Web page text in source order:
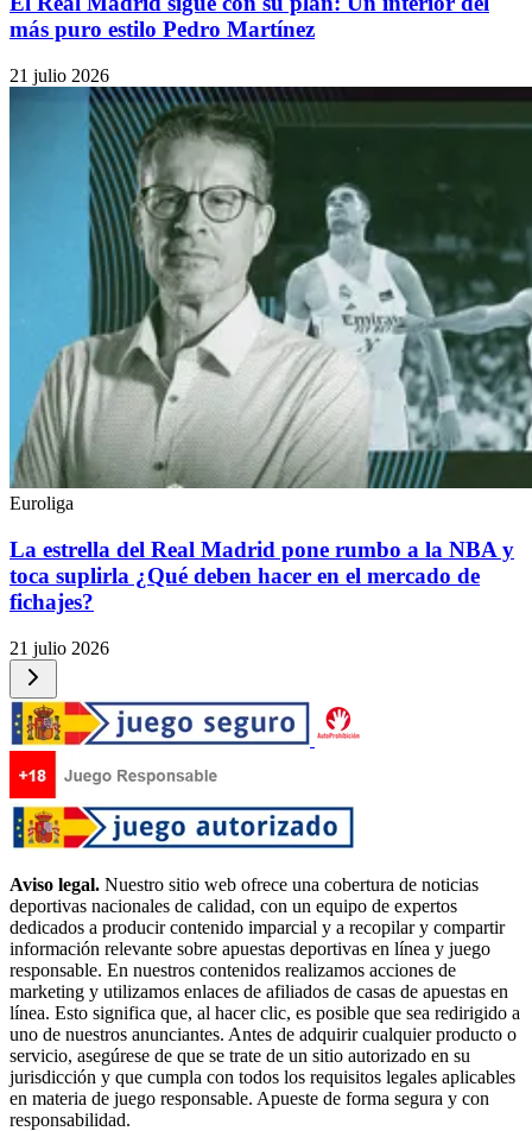
más puro estilo Pedro Martínez
21 julio 2026
Euroliga
La estrella del Real Madrid pone rumbo a la NBA y
toca suplirla ¿Qué deben hacer en el mercado de
fichajes?
21 julio 2026
Aviso legal. Nuestro sitio web ofrece una cobertura de noticias
deportivas nacionales de calidad, con un equipo de expertos
dedicados a producir contenido imparcial y a recopilar y compartir
información relevante sobre apuestas deportivas en línea y juego
responsable. En nuestros contenidos realizamos acciones de
marketing y utilizamos enlaces de afiliados de casas de apuestas en
línea. Esto significa que, al hacer clic, es posible que sea redirigido a
uno de nuestros anunciantes. Antes de adquirir cualquier producto o
servicio, asegúrese de que se trate de un sitio autorizado en su
jurisdicción y que cumpla con todos los requisitos legales aplicables
en materia de juego responsable. Apueste de forma segura y con
responsabilidad.